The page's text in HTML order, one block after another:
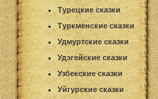
Турецкие сказки
Туркменские сказки
Удмуртские сказки
Удэгейские сказки
Узбекские сказки
Уйгурские сказки